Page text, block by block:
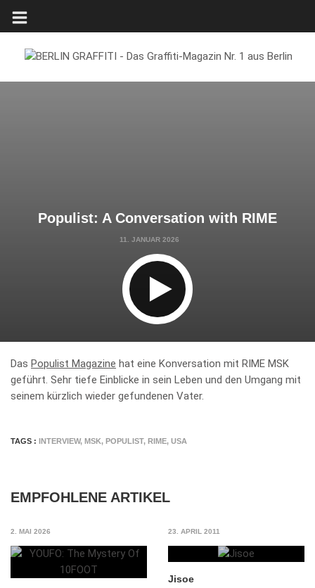
Populist: A Conversation with RIME
11. JANUAR 2026
Das Populist Magazine hat eine Konversation mit RIME MSK
geführt. Sehr tiefe Einblicke in sein Leben und den Umgang mit
seinem kürzlich wieder gefundenen Vater.
TAGS : INTERVIEW, MSK, POPULIST, RIME, USA
EMPFOHLENE ARTIKEL
2. MAI 2026 23. APRIL 2011
Jisoe